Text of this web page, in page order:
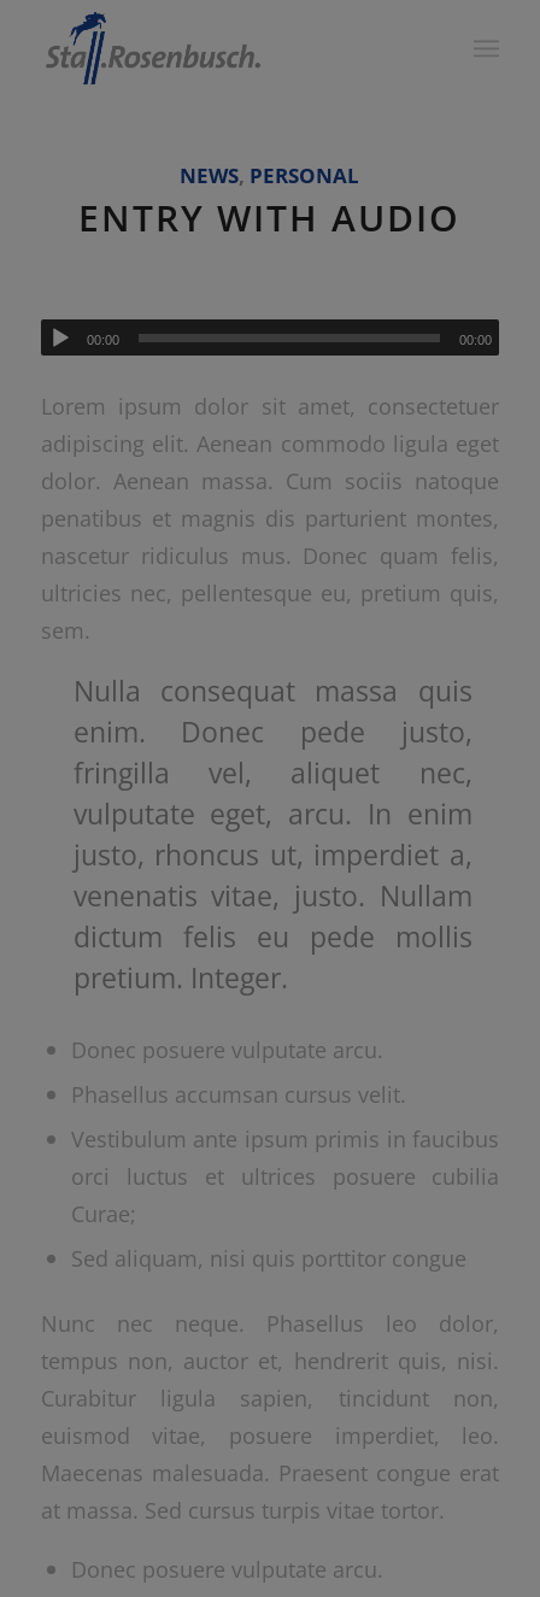
NEWS, PERSONAL
ENTRY WITH AUDIO
00:00 00:00
Lorem ipsum dolor sit amet, consectetuer
adipiscing elit. Aenean commodo ligula eget
dolor. Aenean massa. Cum sociis natoque
penatibus et magnis dis parturient montes,
nascetur ridiculus mus. Donec quam felis,
ultricies nec, pellentesque eu, pretium quis,
sem.
Nulla consequat massa quis
enim. Donec pede justo,
fringilla vel, aliquet nec,
vulputate eget, arcu. In enim
justo, rhoncus ut, imperdiet a,
venenatis vitae, justo. Nullam
dictum felis eu pede mollis
pretium. Integer.
Donec posuere vulputate arcu.
Phasellus accumsan cursus velit.
Vestibulum ante ipsum primis in faucibus
orci luctus et ultrices posuere cubilia
Curae;
Sed aliquam, nisi quis porttitor congue
Nunc nec neque. Phasellus leo dolor,
tempus non, auctor et, hendrerit quis, nisi.
Curabitur ligula sapien, tincidunt non,
euismod vitae, posuere imperdiet, leo.
Maecenas malesuada. Praesent congue erat
at massa. Sed cursus turpis vitae tortor.
Donec posuere vulputate arcu.